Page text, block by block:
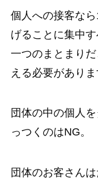
個人への接客な
げることに集中
一つのまとまり
える必要がありま
団体の中の個人
っつくのはNG。
団体のお客さん